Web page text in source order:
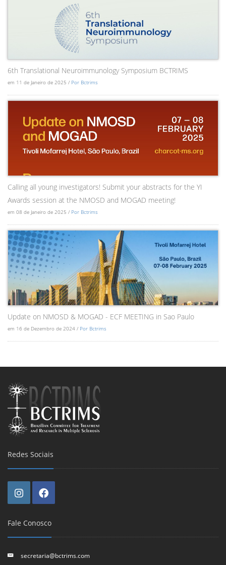
6th Translational Neuroimmunology Symposium BCTRIMS
em 11 de Janeiro de 2025 / Por Bctrims
Calling all young investigators! Submit your abstracts for the YI
Awards session at the NMOSD and MOGAD meeting!
em 08 de Janeiro de 2025 / Por Bctrims
Update on NMOSD & MOGAD - ECF MEETING in Sao Paulo
em 16 de Dezembro de 2024 / Por Bctrims
Redes Sociais
Fale Conosco
secretaria@bctrims.com